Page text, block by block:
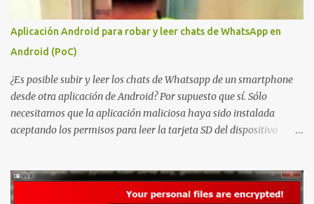
problema de autorización. La vulnerabilidad ha recibido una
puntuación CVSS 8.8 y ya dispone de un Proof of Concept público.
Lo interesante de Certighost no es únicamente la vulnerabilidad,
sino el objetivo final. Mientras muchos ataques contra AD CS
buscan obtener un certificado válido para ...
Aplicación Android para robar y leer chats de WhatsApp en
Android (PoC)
¿Es posible subir y leer los chats de Whatsapp de un smartphone
desde otra aplicación de Android? Por supuesto que sí. Sólo
necesitamos que la aplicación maliciosa haya sido instalada
aceptando los permisos para leer la tarjeta SD del dispositivo
montar nuestro propio Whatsapp Stealer y ahora Bas Bosschert
ha publicado una PoC con unas pocas modificaciones. Para